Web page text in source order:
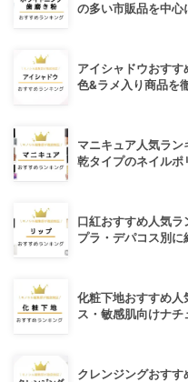
の多い市販品を中心
アイシャドウおす
色&ラメ入り商品を
マニキュア人気ラ
乾タイプのネイルポ
口紅おすすめ人気
プラ・デパコス別に
化粧下地おすすめ人
ス・敏感肌向けナチ
クレンジングおす